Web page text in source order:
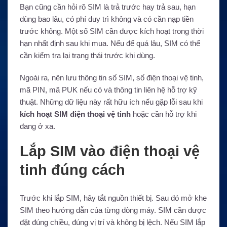
Bạn cũng cần hỏi rõ SIM là trả trước hay trả sau, hạn
dùng bao lâu, có phí duy trì không và có cần nạp tiền
trước không. Một số SIM cần được kích hoạt trong thời
hạn nhất định sau khi mua. Nếu để quá lâu, SIM có thể
cần kiểm tra lại trạng thái trước khi dùng.
Ngoài ra, nên lưu thông tin số SIM, số điện thoại vệ tinh,
mã PIN, mã PUK nếu có và thông tin liên hệ hỗ trợ kỹ
thuật. Những dữ liệu này rất hữu ích nếu gặp lỗi sau khi
kích hoạt SIM điện thoại vệ tinh hoặc cần hỗ trợ khi
đang ở xa.
Lắp SIM vào điện thoại vệ
tinh đúng cách
Trước khi lắp SIM, hãy tắt nguồn thiết bị. Sau đó mở khe
SIM theo hướng dẫn của từng dòng máy. SIM cần được
đặt đúng chiều, đúng vị trí và không bị lệch. Nếu SIM lắp